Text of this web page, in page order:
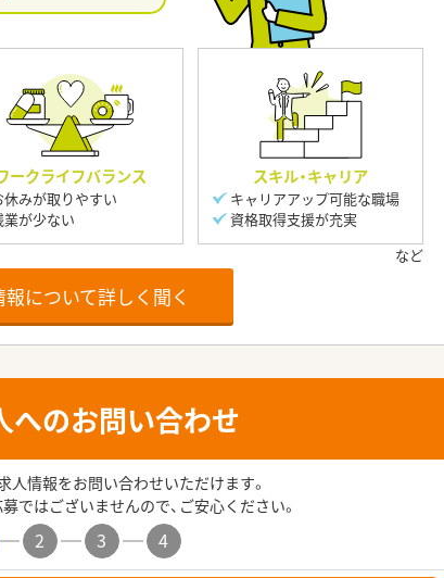
ークライフバランス
休みが取りやすい
業が少ない
スキル・キャリア
キャリアアップ可能な職場
資格取得支援が充実
について詳しく聞く
へのお問い合わせ
人情報をお問い合わせいただけます。
ではございませんので、ご安心ください。
2 3 4